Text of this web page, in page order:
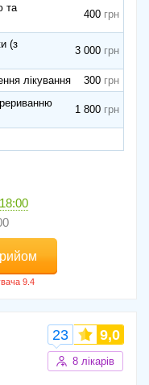
та
400
(з
3 000
лікування
300
1 800
23 9,0
8 лікарів